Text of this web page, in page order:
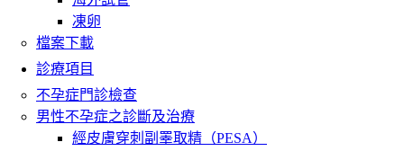
凍卵
檔案下載
診療項目
不孕症門診檢查
男性不孕症之診斷及治療
經皮膚穿刺副睪取精（PESA）